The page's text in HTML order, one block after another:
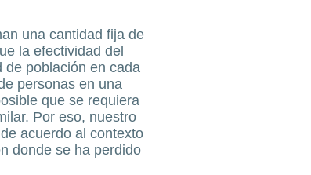
una cantidad fija de
la efectividad del
de población en cada
personas en una
que se requiera
Por eso, nuestro
acuerdo al contexto
donde se ha perdido